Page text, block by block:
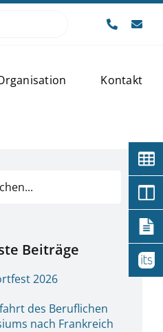
Kontakt
Beiträge
2026
des Beruflichen
nach Frankreich